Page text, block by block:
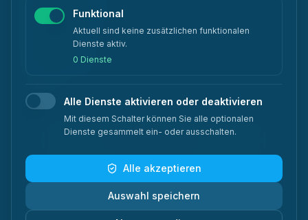
Rechtliches
Impressum
Datenschutz
focusnet GmbH.Alle Rechte vorbehalten.
Made with 🇩🇪 in Berlin
Funktional
Aktuell sind keine zusätzlichen funktionalen
Dienste aktiv.
0 Dienste
Alle Dienste aktivieren oder deaktivieren
Mit diesem Schalter können Sie alle optionalen
Dienste gesammelt ein- oder ausschalten.
Alle akzeptieren
Auswahl speichern